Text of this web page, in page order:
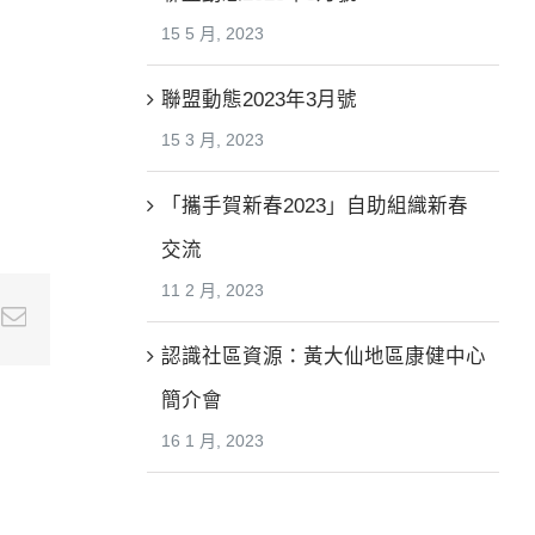
Email
15 5 月, 2023
聯盟動態2023年3月號
15 3 月, 2023
「攜手賀新春2023」自助組織新春
交流
11 2 月, 2023
認識社區資源：黃大仙地區康健中心
簡介會
16 1 月, 2023